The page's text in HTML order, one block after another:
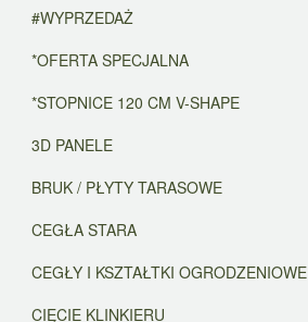
#WYPRZEDAŻ
*OFERTA SPECJALNA
*STOPNICE 120 CM V-SHAPE
3D PANELE
BRUK / PŁYTY TARASOWE
CEGŁA STARA
CEGŁY I KSZTAŁTKI OGRODZENIOWE
CIĘCIE KLINKIERU